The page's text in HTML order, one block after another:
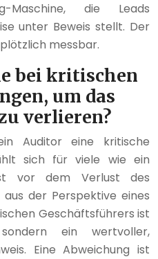
Maschine, die Leads
unter Beweis stellt. Der
messbar.
bei kritischen
um das
verlieren?
Auditor eine kritische
sich für viele wie ein
vor dem Verlust des
der Perspektive eines
Geschäftsführers ist
ein wertvoller,
Eine Abweichung ist